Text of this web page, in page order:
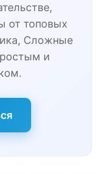
от топовых
Сложные
и